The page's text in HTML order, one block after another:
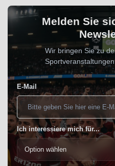
Melden Sie
Wir bringen Sie zu
E-Mail
Ich interessiere mich für...